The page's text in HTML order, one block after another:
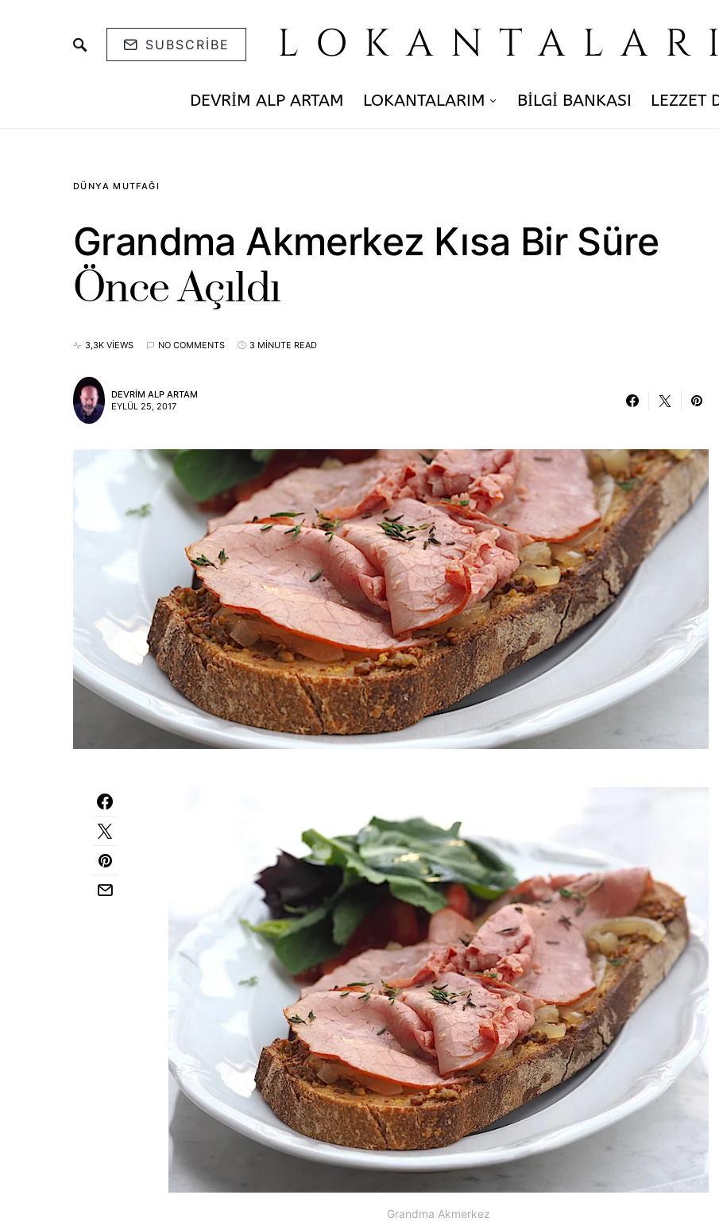
SUBSCRIBE
DEVRIM ALP ARTAM LOKANTALARIM BILGI BANKASI LEZZET
DÜNYA MUTFAĞI
Grandma Akmerkez Kısa Bir Süre
Önce Açıldı
3,3K VIEWS NO COMMENTS 3 MINUTE READ
DEVRIM ALP ARTAM
EYLÜL 25, 2017
Grandma Akmerkez